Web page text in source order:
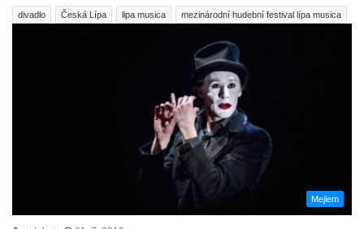
divadlo Česká Lípa lipa musica mezinárodní hudební festival lípa musica
Mejlem